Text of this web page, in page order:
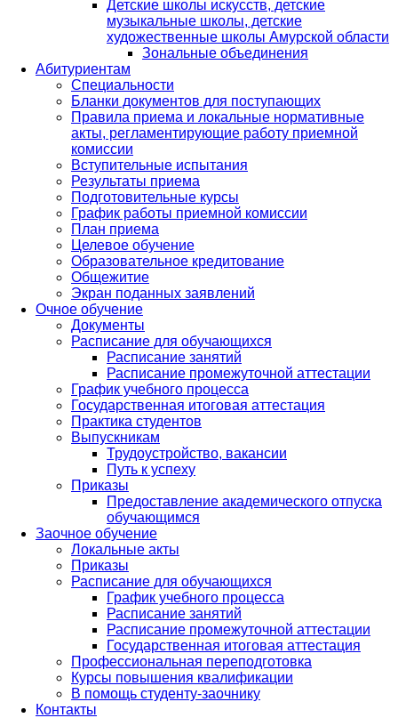
Детские школы искусств, детские
музыкальные школы, детские
художественные школы Амурской области
Зональные объединения
Абитуриентам
Специальности
Бланки документов для поступающих
Правила приема и локальные нормативные
акты, регламентирующие работу приемной
комиссии
Вступительные испытания
Результаты приема
Подготовительные курсы
График работы приемной комиссии
План приема
Целевое обучение
Образовательное кредитование
Общежитие
Экран поданных заявлений
Очное обучение
Документы
Расписание для обучающихся
Расписание занятий
Расписание промежуточной аттестации
График учебного процесса
Государственная итоговая аттестация
Практика студентов
Выпускникам
Трудоустройство, вакансии
Путь к успеху
Приказы
Предоставление академического отпуска
обучающимся
Заочное обучение
Локальные акты
Приказы
Расписание для обучающихся
График учебного процесса
Расписание занятий
Расписание промежуточной аттестации
Государственная итоговая аттестация
Профессиональная переподготовка
Курсы повышения квалификации
В помощь студенту-заочнику
Контакты